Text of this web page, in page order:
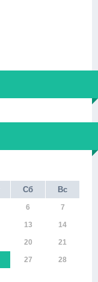
Сб Вс
6 7
13 14
20 21
27 28